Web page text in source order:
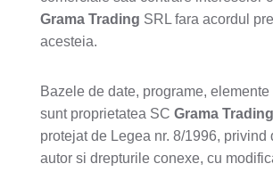
Grama Trading SRL fara acordul
acesteia.
Bazele de date, programe, elemente
sunt proprietatea SC Grama Trading
protejat de Legea nr. 8/1996, privind
autor si drepturile conexe, cu